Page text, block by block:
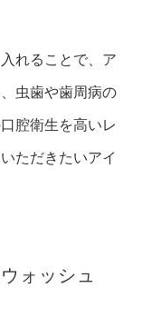
れることで、ア
虫歯や歯周病の
腔衛生を高いレ
ただきたいアイ
ォッシュ